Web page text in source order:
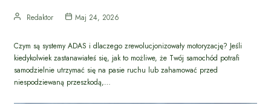
Redaktor Maj 24, 2026
Czym są systemy ADAS i dlaczego zrewolucjonizowały motoryzację? Jeśli
kiedykolwiek zastanawiałeś się, jak to możliwe, że Twój samochód potrafi
samodzielnie utrzymać się na pasie ruchu lub zahamować przed
niespodziewaną przeszkodą,…